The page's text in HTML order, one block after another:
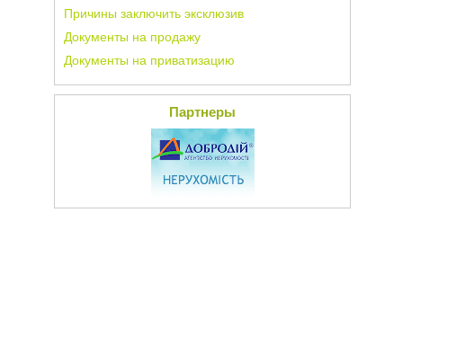
Причины заключить эксклюзив
Документы на продажу
Документы на приватизацию
Партнеры